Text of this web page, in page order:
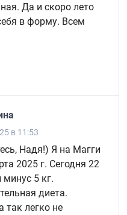
Да и скоро лето
в форму. Всем
в 11:53
Надя!) Я на Магги
2025 г. Сегодня 22
минус 5 кг.
диета.
так легко не